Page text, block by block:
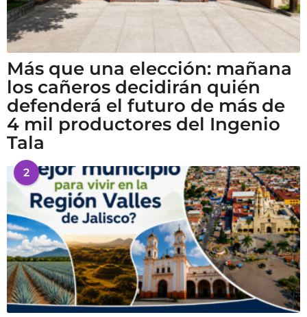
Más que una elección: mañana
los cañeros decidirán quién
defenderá el futuro de más de
4 mil productores del Ingenio
Tala
2